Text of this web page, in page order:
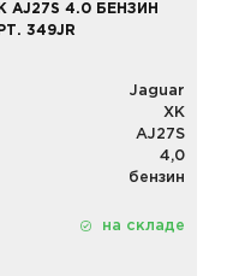
AJ27S 4.0 БЕНЗИН
349JR
Jaguar
XK
AJ27S
4,0
бензин
на складе